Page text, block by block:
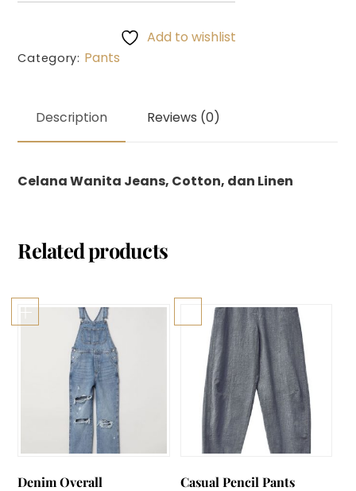
Add to wishlist
Category: Pants
Description Reviews (0)
Celana Wanita Jeans, Cotton, dan Linen
Related products
Denim Overall
Casual Pencil Pants